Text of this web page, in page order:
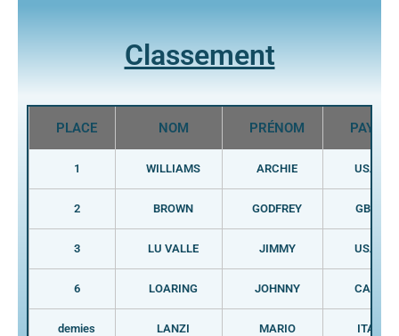
Classement
PLACE NOM PRÉNOM PAYS
1 WILLIAMS ARCHIE USA
2 BROWN GODFREY GBR
3 LU VALLE JIMMY USA
6 LOARING JOHNNY CAN
demies LANZI MARIO ITA